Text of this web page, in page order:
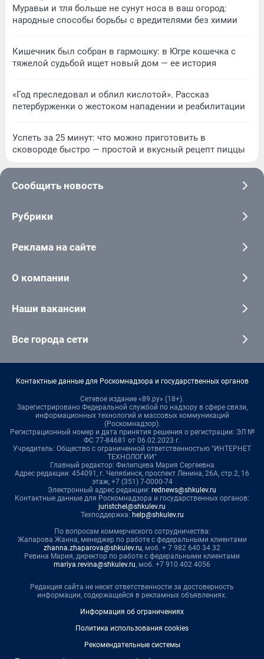
Муравьи и тля больше не сунут носа в ваш огород:
народные способы борьбы с вредителями без химии
Кишечник был собран в гармошку: в Югре кошечка с
тяжелой судьбой ищет новый дом — ее история
«Год преследовал и облил кислотой». Рассказ
петербурженки о жестоком нападении и реабилитации
Успеть за 25 минут: что можно приготовить в
сковороде быстро — простой и вкусный рецепт пиццы
Сообщить новость
Рубрики
Реклама на сайте
О компании
Наши вакансии
Все города сети
Контактные данные для Роскомнадзора и государственных органов
Сетевое издание «89.ру» (18+).
Зарегистрировано Федеральной службой по надзору в сфере связи,
информационных технологий и массовых коммуникаций
(Роскомнадзор).
Регистрационный номер и дата принятия решения о регистрации: ЭЛ №
ФС 77-84681 от 06.02.2023 г.
Учредитель: Общество с ограниченной ответственностью "ИНТЕРНЕТ
ТЕХНОЛОГИИ"
Главный редактор: Филипцева Мария Сергеевна
Адрес редакции: 454091, г. Челябинск, проспект Ленина, 26А, стр.2, 16
этаж, +7 (351) 7-0000-74
Электронный адрес редакции: rednews@shkulev.ru
Контактные данные для Роскомнадзора и государственных органов:
juristchel@shkulev.ru
Техподдержка: help@shkulev.ru
По вопросам коммерческого сотрудничества:
Жапарова Жанна, менеджер по работе с федеральными клиентами
zhanna.zhaparova@shkulev.ru, моб. + 7 982 640 34 32
Ревина Мария, директор по работе с федеральными клиентами
mariya.revina@shkulev.ru, моб. +7 910 402 4056
Редакция сайта не несет ответственности за достоверность
информации, содержащейся в рекламных объявлениях.
Информация об ограничениях
Политика использования cookies
Рекомендательные системы